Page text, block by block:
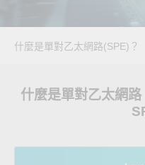
絡我們
Moxa
什麼是單對乙太網路(SPE)？
什麼是單對乙太網